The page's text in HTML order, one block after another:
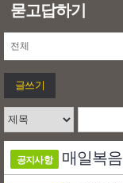
묻고답하기
글쓰기
공지사항 매일복음쓰기